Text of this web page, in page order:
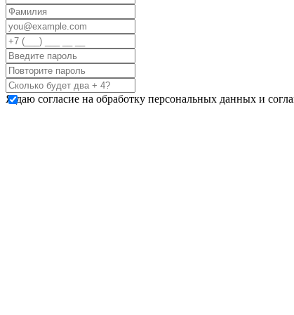
Я даю согласие на обработку персональных данных и